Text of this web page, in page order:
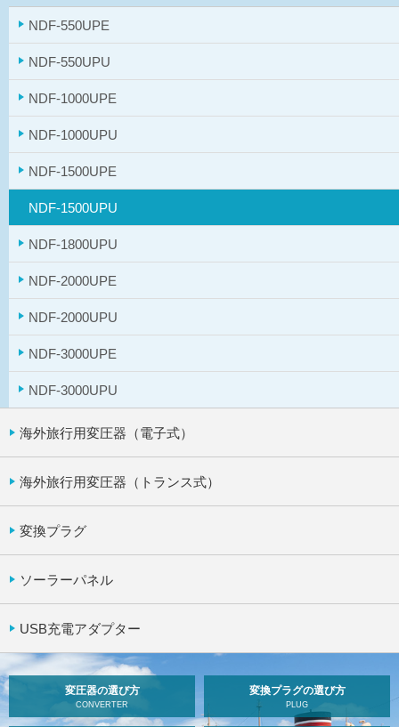
NDF-550UPE
NDF-550UPU
NDF-1000UPE
NDF-1000UPU
NDF-1500UPE
NDF-1500UPU
NDF-1800UPU
NDF-2000UPE
NDF-2000UPU
NDF-3000UPE
NDF-3000UPU
海外旅行用変圧器（電子式）
海外旅行用変圧器（トランス式）
変換プラグ
ソーラーパネル
USB充電アダプター
変圧器の選び方
CONVERTER
変換プラグの選び方
PLUG